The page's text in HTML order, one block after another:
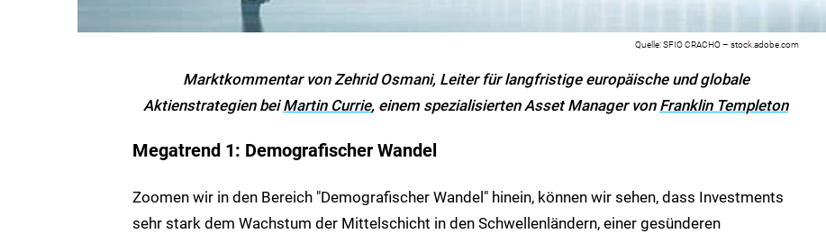
SFIO CRACHO – stock.adobe.com
Marktkommentar von Zehrid Osmani, Leiter für langfristige europäische und globale
Aktienstrategien beiMartin Currie, einem spezialisierten Asset Manager von Franklin Templeton
Megatrend 1: Demografischer Wandel
Zoomen wir in den Bereich "Demografischer Wandel" hinein, können wir sehen, dass Investments
sehr stark dem Wachstum der Mittelschicht in den Schwellenländern, einer gesünderen